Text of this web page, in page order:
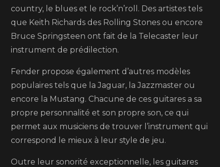
country, le blues et le rock’n’roll. Des artistes tels
que Keith Richards des Rolling Stones ou encore
Bruce Springsteen ont fait de la Telecaster leur
instrument de prédilection.
Fender propose également d’autres modèles
populaires tels que la Jaguar, la Jazzmaster ou
encore la Mustang. Chacune de ces guitares a sa
propre personnalité et son propre son, ce qui
permet aux musiciens de trouver l’instrument qui
correspond le mieux à leur style de jeu.
Outre leur sonorité exceptionnelle, les guitares